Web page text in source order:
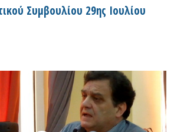
Συμβουλίου 29ης Ιουλίου